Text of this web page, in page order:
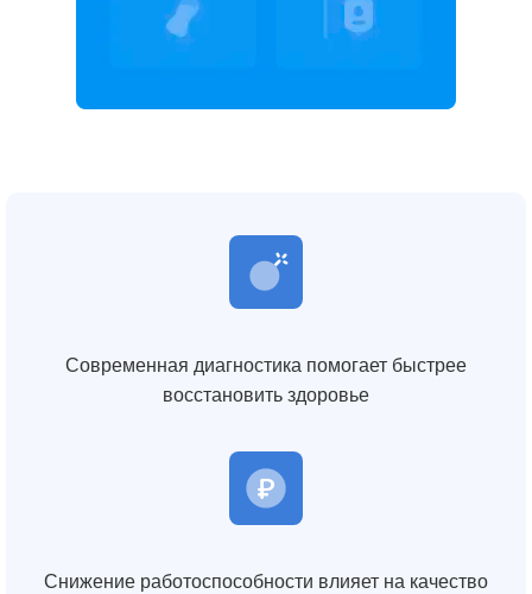
Современная диагностика помогает быстрее
восстановить здоровье
Снижение работоспособности влияет на качество